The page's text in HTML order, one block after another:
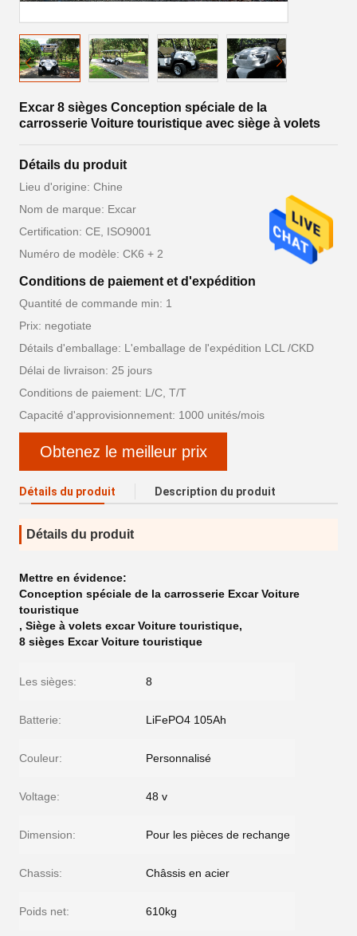
Excar 8 sièges Conception spéciale de la
carrosserie Voiture touristique avec siège à volets
Détails du produit
Lieu d'origine: Chine
Nom de marque: Excar
Certification: CE, ISO9001
Numéro de modèle: CK6 + 2
Conditions de paiement et d'expédition
Quantité de commande min: 1
Prix: negotiate
Détails d'emballage: L'emballage de l'expédition LCL /CKD
Délai de livraison: 25 jours
Conditions de paiement: L/C, T/T
Capacité d'approvisionnement: 1000 unités/mois
Obtenez le meilleur prix
Détails du produit Description du produit
Détails du produit
Mettre en évidence:
Conception spéciale de la carrosserie Excar Voiture
touristique
, Siège à volets excar Voiture touristique,
8 sièges Excar Voiture touristique
Les sièges: 8
Batterie: LiFePO4 105Ah
Couleur: Personnalisé
Voltage: 48 v
Dimension: Pour les pièces de rechange
Chassis: Châssis en acier
Poids net: 610kg